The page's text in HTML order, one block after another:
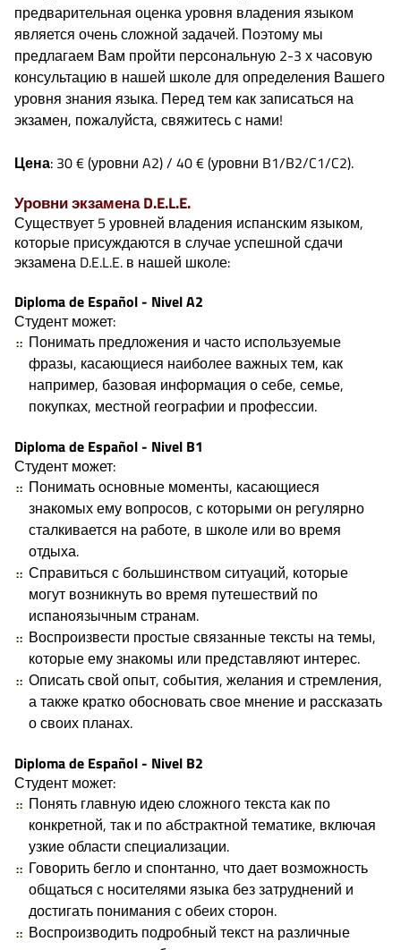
предварительная оценка уровня владения языком
является очень сложной задачей. Поэтому мы
предлагаем Вам пройти персональную 2-3 х часовую
консультацию в нашей школе для определения Вашего
уровня знания языка. Перед тем как записаться на
экзамен, пожалуйста, свяжитесь с нами!
Цена: 30 € (уровни A2) / 40 € (уровни B1/B2/C1/C2).
Уровни экзамена D.E.L.E.
Существует 5 уровней владения испанским языком,
которые присуждаются в случае успешной сдачи
экзамена D.E.L.E. в нашей школе:
Diploma de Español - Nivel A2
Студент может:
Понимать предложения и часто используемые
фразы, касающиеся наиболее важных тем, как
например, базовая информация о себе, семье,
покупках, местной географии и профессии.
Diploma de Español - Nivel B1
Студент может:
Понимать основные моменты, касающиеся
знакомых ему вопросов, с которыми он регулярно
сталкивается на работе, в школе или во время
отдыха.
Справиться с большинством ситуаций, которые
могут возникнуть во время путешествий по
испаноязычным странам.
Воспроизвести простые связанные тексты на темы,
которые ему знакомы или представляют интерес.
Описать свой опыт, события, желания и стремления,
а также кратко обосновать свое мнение и рассказать
о своих планах.
Diploma de Español - Nivel B2
Студент может:
Понять главную идею сложного текста как по
конкретной, так и по абстрактной тематике, включая
узкие области специализации.
Говорить бегло и спонтанно, что дает возможность
общаться с носителями языка без затруднений и
достигать понимания с обеих сторон.
Воспроизводить подробный текст на различные